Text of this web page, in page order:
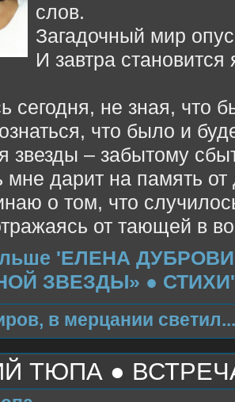
слов.
Загадочный мир
И завтра
сегодня, не зная, что
что было и
звезды – забытому
дарит на память от
о том, что
от тающей в
'ЕЛЕНА
ЗВЕЗДЫ» ●
в мерцании светил...
ТЮПА ●